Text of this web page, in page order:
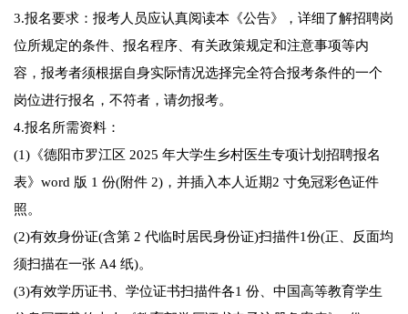
3.报名要求：报考人员应认真阅读本《公告》，详细了解招聘岗
位所规定的条件、报名程序、有关政策规定和注意事项等内
容，报考者须根据自身实际情况选择完全符合报考条件的一个
岗位进行报名，不符者，请勿报考。
4.报名所需资料：
(1)《德阳市罗江区 2025 年大学生乡村医生专项计划招聘报名
表》word 版 1 份(附件 2)，并插入本人近期2 寸免冠彩色证件
照。
(2)有效身份证(含第 2 代临时居民身份证)扫描件1份(正、反面均
须扫描在一张 A4 纸)。
(3)有效学历证书、学位证书扫描件各1 份、中国高等教育学生